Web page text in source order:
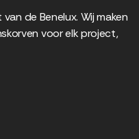
de Benelux. Wij maken
voor elk project,